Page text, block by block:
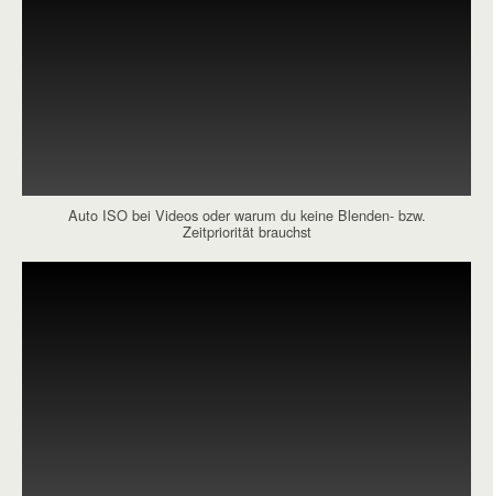
Auto ISO bei Videos oder warum du keine Blenden- bzw.
Zeitpriorität brauchst